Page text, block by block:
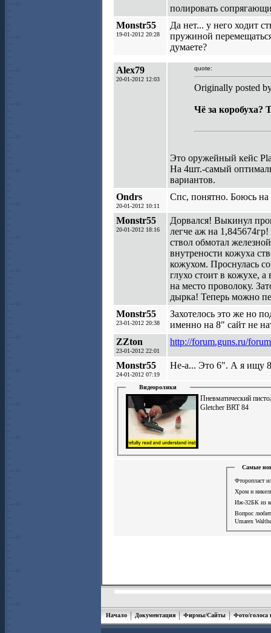
полировать
Monstr55
19-01-2012 20:28
Да нет... у него ходит
пружиной
думаете?
Alex79
20-01-2012 12:03
quote:
Originally posted
Чё за коробуха?
Это оружейный кейс
На 4шт.-самый
вариантов.
Ondrs
20-01-2012 10:11
Спс, понятно. Боюсь на
Monstr55
20-01-2012 18:16
Дорвался! Выкинул
легче аж на
ствол обмотал
внутрености кожуха
кожухом. Проснулась
глухо стоит в кожухе,
на место проволоку.
дырка! Теперь можно
Monstr55
23-01-2012 20:38
Захотелось это же но
именно на 8" сайт не
ZZton
23-01-2012 22:01
http://forum.guns.ru/
Monstr55
24-01-2012 07:19
Не-а... Это 6". А я ищу
Видеоролики
Пневматический
Gletcher BRT 84
Самые
Фторопласт
Хром и
Иж-32БК из
Вопрос
Umarex
Начало Документация Фирмы/Сайты Фото/голоса